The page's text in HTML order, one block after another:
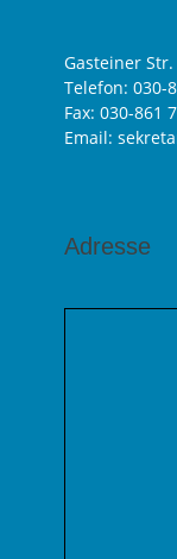
Gasteiner
Telefon: 030-
Fax: 030-861
Email:
Adresse